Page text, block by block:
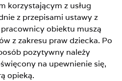
korzystającym z usług
z przepisami ustawy z
obiektu muszą
z zakresu praw dziecka. Po
pozytywny należy
na upewnienie się,
opieką.